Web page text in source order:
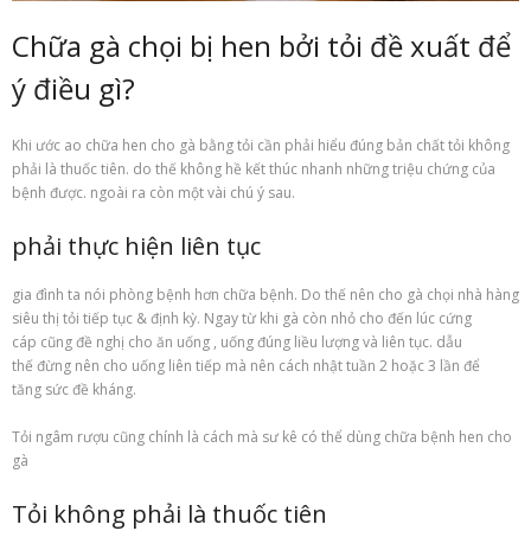
Chữa gà chọi bị hen bởi tỏi đề xuất để
ý điều gì?
Khi ước ao chữa hen cho gà bằng tỏi cần phải hiểu đúng bản chất tỏi không
phải là thuốc tiên. do thế không hề kết thúc nhanh những triệu chứng của
bệnh được. ngoài ra còn một vài chú ý sau.
phải thực hiện liên tục
gia đình ta nói phòng bệnh hơn chữa bệnh. Do thế nên cho gà chọi nhà hàng
siêu thị tỏi tiếp tục & định kỳ. Ngay từ khi gà còn nhỏ cho đến lúc cứng
cáp cũng đề nghị cho ăn uống , uống đúng liều lượng và liên tục. dẫu
thế đừng nên cho uống liên tiếp mà nên cách nhật tuần 2 hoặc 3 lần để
tăng sức đề kháng.
Tỏi ngâm rượu cũng chính là cách mà sư kê có thể dùng chữa bệnh hen cho
gà
Tỏi không phải là thuốc tiên